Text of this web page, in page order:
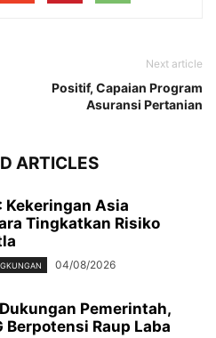
Next article
Positif, Capaian Program
Asuransi Pertanian
ARTICLES
Kekeringan Asia
Tingkatkan Risiko
04/08/2026
Pemerintah,
Berpotensi Raup Laba